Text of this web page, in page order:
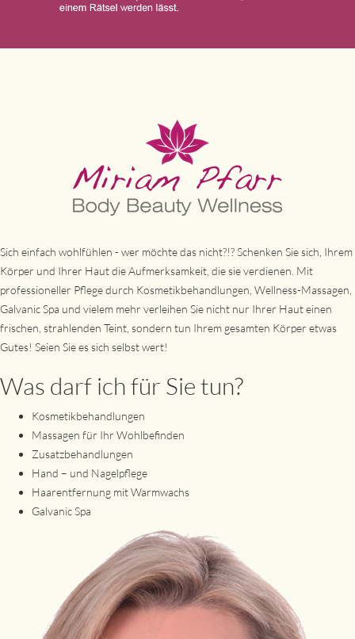
Sich einfach wohlfühlen - wer möchte das nicht?!? Schenken Sie sich, Ihrem
Körper und Ihrer Haut die Aufmerksamkeit, die sie verdienen. Mit
professioneller Pflege durch Kosmetikbehandlungen, Wellness-Massagen,
Galvanic Spa und vielem mehr verleihen Sie nicht nur Ihrer Haut einen
frischen, strahlenden Teint, sondern tun Ihrem gesamten Körper etwas
Gutes! Seien Sie es sich selbst wert!
Was darf ich für Sie tun?
Kosmetikbehandlungen
Massagen für Ihr Wohlbefinden
Zusatzbehandlungen
Hand – und Nagelpflege
Haarentfernung mit Warmwachs
Galvanic Spa